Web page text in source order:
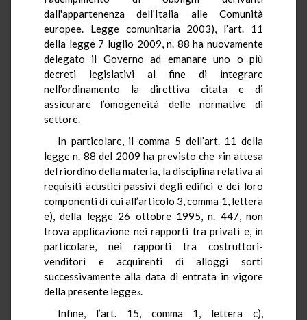
dall'appartenenza dell'Italia alle Comunità
europee. Legge comunitaria 2003), l’art. 11
della legge 7 luglio 2009, n. 88 ha nuovamente
delegato il Governo ad emanare uno o più
decreti legislativi al fine di integrare
nell’ordinamento la direttiva citata e di
assicurare l’omogeneità delle normative di
settore.
In particolare, il comma 5 dell’art. 11 della
legge n. 88 del 2009 ha previsto che «in attesa
del riordino della materia, la disciplina relativa ai
requisiti acustici passivi degli edifici e dei loro
componenti di cui all’articolo 3, comma 1, lettera
e), della legge 26 ottobre 1995, n. 447, non
trova applicazione nei rapporti tra privati e, in
particolare, nei rapporti tra costruttori-
venditori e acquirenti di alloggi sorti
successivamente alla data di entrata in vigore
della presente legge».
Infine, l’art. 15, comma 1, lettera c),